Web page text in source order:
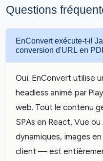
Questions
EnConvert exécute-t-il
conversion d'URL en
Oui. EnConvert utilise
headless animé par
web. Tout le contenu
SPAs en React, Vue
dynamiques, images
client — est